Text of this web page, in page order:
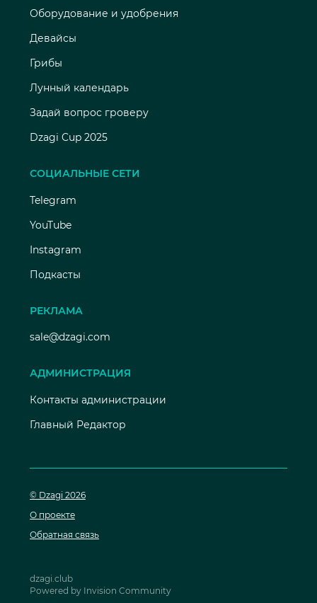
Оборудование и удобрения
Девайсы
Грибы
Лунный календарь
Задай вопрос гроверу
Dzagi Cup 2025
СОЦИАЛЬНЫЕ СЕТИ
Telegram
YouTube
Instagram
Подкасты
РЕКЛАМА
sale@dzagi.com
АДМИНИСТРАЦИЯ
Контакты администрации
Главный Редактор
© Dzagi 2026
О проекте
Обратная связь
dzagi.club
Powered by Invision Community